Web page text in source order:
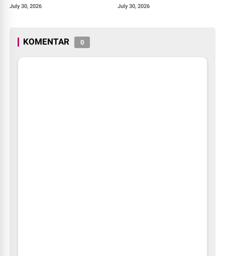
July 30, 2026 July 30, 2026
KOMENTAR 0